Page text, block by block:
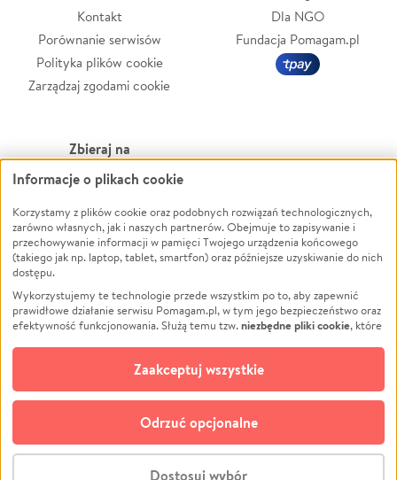
Kontakt
Porównanie serwisów
Polityka plików cookie
Zarządzaj zgodami cookie
Dla NGO
Fundacja Pomagam.pl
Zbieraj na
Leczenie
Zwierzęta
Pożar
Ukraina
Pomoc Finansowa
Projekty
Pogrzeb
Społeczność lokalna
Kultura
Powódź
Wichura
NGO
Edukacja
Podróż
Impreza
Ochrona środowiska
Biznes
© CROWDING SP. Z O.O.
Informacje o plikach cookie
Korzystamy z plików cookie oraz podobnych rozwiązań technologicznych,
zarówno własnych, jak i naszych partnerów. Obejmuje to zapisywanie i
przechowywanie informacji w pamięci Twojego urządzenia końcowego
(takiego jak np. laptop, tablet, smartfon) oraz późniejsze uzyskiwanie do nich
dostępu.
Wykorzystujemy te technologie przede wszystkim po to, aby zapewnić
prawidłowe działanie serwisu Pomagam.pl, w tym jego bezpieczeństwo oraz
efektywność funkcjonowania. Służą temu tzw.niezbędne pliki cookie, które
opcjonalnych plików cookie
technologii do celów analitycznych i retargetingowych. Możesz wyrazić
zgodę na ich stosowanie lub jej odmówić. W dowolnym momencie masz
możliwość zmiany swoich preferencji na stronie „Zarządzaj zgodami cookie”,
do której link znajdziesz w stopce serwisu Pomagam.pl. Opcjonalne pliki
cookie wykorzystywane są w następujących celach:
Dostosuj wybór
Odrzuć opcjonalne
Zaakceptuj wszystkie